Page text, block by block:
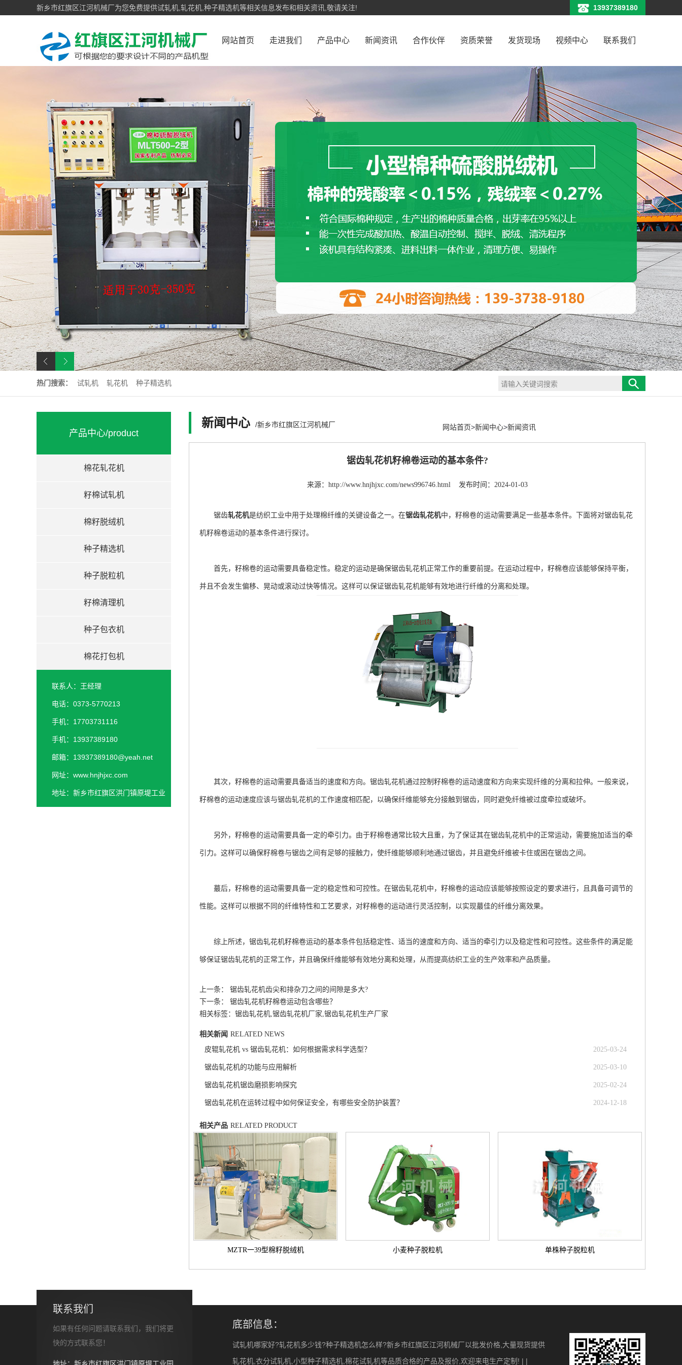
新乡市红旗区江河机械厂为您免费提供试轧机,轧花机,种子精选机等相关信息发布和相关资讯,敬请关注! 13937389180
网站首页 走进我们 产品中心 新闻资讯 合作伙伴 资质荣誉 发货现场 视频中心 联系我们
热门搜索： 试轧机 轧花机 种子精选机
产品中心/product
棉花轧花机
籽棉试轧机
棉籽脱绒机
种子精选机
种子脱粒机
籽棉清理机
种子包衣机
棉花打包机
联系人：王经理
电话：0373-5770213
手机：17703731116
手机：13937389180
邮箱：13937389180@yeah.net
网址：www.hnjhjxc.com
地址：新乡市红旗区洪门镇原堤工业
新闻中心 /新乡市红旗区江河机械厂 网站首页>新闻中心>新闻资讯
锯齿轧花机籽棉卷运动的基本条件?
来源：http://www.hnjhjxc.com/news996746.html 发布时间：2024-01-03
锯齿轧花机是纺织工业中用于处理棉纤维的关键设备之一。在锯齿轧花机中，籽棉卷的运动需要满足一些基本条件。下面将对锯齿轧花
机籽棉卷运动的基本条件进行探讨。
首先，籽棉卷的运动需要具备稳定性。稳定的运动是确保锯齿轧花机正常工作的重要前提。在运动过程中，籽棉卷应该能够保持平衡，
并且不会发生偏移、晃动或滚动过快等情况。这样可以保证锯齿轧花机能够有效地进行纤维的分离和处理。
其次，籽棉卷的运动需要具备适当的速度和方向。锯齿轧花机通过控制籽棉卷的运动速度和方向来实现纤维的分离和拉伸。一般来说，
籽棉卷的运动速度应该与锯齿轧花机的工作速度相匹配，以确保纤维能够充分接触到锯齿，同时避免纤维被过度牵拉或破坏。
另外，籽棉卷的运动需要具备一定的牵引力。由于籽棉卷通常比较大且重，为了保证其在锯齿轧花机中的正常运动，需要施加适当的牵
引力。这样可以确保籽棉卷与锯齿之间有足够的接触力，使纤维能够顺利地通过锯齿，并且避免纤维被卡住或困在锯齿之间。
蕞后，籽棉卷的运动需要具备一定的稳定性和可控性。在锯齿轧花机中，籽棉卷的运动应该能够按照设定的要求进行，且具备可调节的
性能。这样可以根据不同的纤维特性和工艺要求，对籽棉卷的运动进行灵活控制，以实现蕞佳的纤维分离效果。
综上所述，锯齿轧花机籽棉卷运动的基本条件包括稳定性、适当的速度和方向、适当的牵引力以及稳定性和可控性。这些条件的满足能
够保证锯齿轧花机的正常工作，并且确保纤维能够有效地分离和处理，从而提高纺织工业的生产效率和产品质量。
上一条： 锯齿轧花机齿尖和排杂刀之间的间隙是多大?
下一条： 锯齿轧花机籽棉卷运动包含哪些？
相关标签：锯齿轧花机,锯齿轧花机厂家,锯齿轧花机生产厂家
相关新闻 RELATED NEWS
皮辊轧花机 vs 锯齿轧花机：如何根据需求科学选型？
2025-03-24
锯齿轧花机的功能与应用解析 2025-03-10
锯齿轧花机锯齿磨损影响探究 2025-02-24
锯齿轧花机在运转过程中如何保证安全，有哪些安全防护装置？ 2024-12-18
相关产品 RELATED PRODUCT
MZTR一39型棉籽脱绒机 小麦种子脱粒机 单株种子脱粒机
联系我们
如果有任何问题请联系我们，我们将更
快的方式联系您！
底部信息：
试轧机哪家好?轧花机多少钱?种子精选机怎么样?新乡市红旗区江河机械厂以批发价格,大量现货提供
轧花机,衣分试轧机,小型种子精选机,棉花试轧机等品质合格的产品及报价,欢迎来电生产定制! | |